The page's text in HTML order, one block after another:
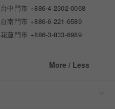
台中門市 +886-4-2302-0068
台南門市 +886-6-221-6589
花蓮門市 +886-3-833-6989
More / Less